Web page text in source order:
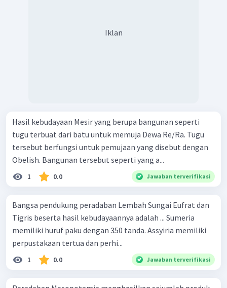
Iklan
Hasil kebudayaan Mesir yang berupa bangunan seperti
tugu terbuat dari batu untuk memuja Dewa Re/Ra. Tugu
tersebut berfungsi untuk pemujaan yang disebut dengan
Obelish. Bangunan tersebut seperti yang a...
1 0.0 Jawaban terverifikasi
Bangsa pendukung peradaban Lembah Sungai Eufrat dan
Tigris beserta hasil kebudayaannya adalah ... Sumeria
memiliki huruf paku dengan 350 tanda. Assyiria memiliki
perpustakaan tertua dan perhi...
1 0.0 Jawaban terverifikasi